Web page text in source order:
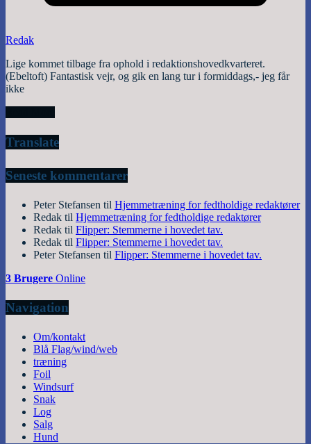
Redak
Lige kommet tilbage fra ophold i redaktionshovedkvarteret.
(Ebeltoft) Fantastisk vejr, og gik en lang tur i formiddags,- jeg får
ikke
Translate
Seneste kommentarer
Peter Stefansen til Hjemmetræning for fedtholdige redaktører
Redak til Hjemmetræning for fedtholdige redaktører
Redak til Flipper: Stemmerne i hovedet tav.
Redak til Flipper: Stemmerne i hovedet tav.
Peter Stefansen til Flipper: Stemmerne i hovedet tav.
3 Brugere Online
Navigation
Om/kontakt
Blå Flag/wind/web
træning
Foil
Windsurf
Snak
Log
Salg
Hund